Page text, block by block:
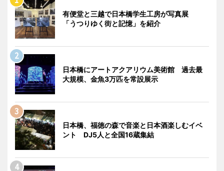
有便堂と三越で日本橋学生工房が写真展
「うつりゆく街と記憶」を紹介
日本橋にアートアクアリウム美術館 過去最
大規模、金魚3万匹を常設展示
日本橋、福徳の森で音楽と日本酒楽しむイベ
ント DJ5人と全国16蔵集結